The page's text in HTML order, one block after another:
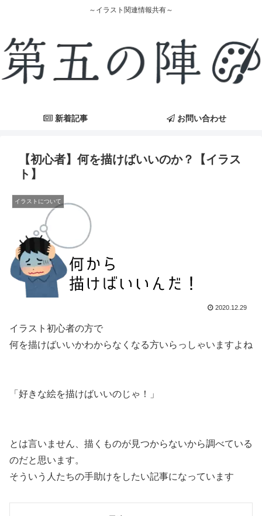
～イラスト関連情報共有～
新着記事 お問い合わせ
【初心者】何を描けばいいのか？【イラス
ト】
イラストについて
2020.12.29
イラスト初心者の方で
何を描けばいいかわからなくなる方いらっしゃいますよね
「好きな絵を描けばいいのじゃ！」
とは言いません、描くものが見つからないから調べている
のだと思います。
そういう人たちの手助けをしたい記事になっています